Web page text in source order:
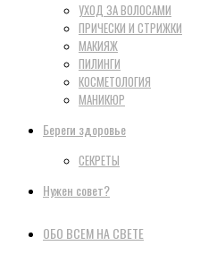
УХОД ЗА ВОЛОСАМИ
ПРИЧЕСКИ И СТРИЖКИ
МАКИЯЖ
ПИЛИНГИ
КОСМЕТОЛОГИЯ
МАНИКЮР
Береги здоровье
СЕКРЕТЫ
Нужен совет?
ОБО ВСЕМ НА СВЕТЕ